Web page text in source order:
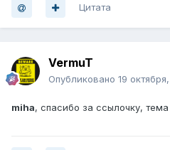
Цитата
VermuT
Опубликовано 19 октября,
miha, спасибо за ссылочку, тема